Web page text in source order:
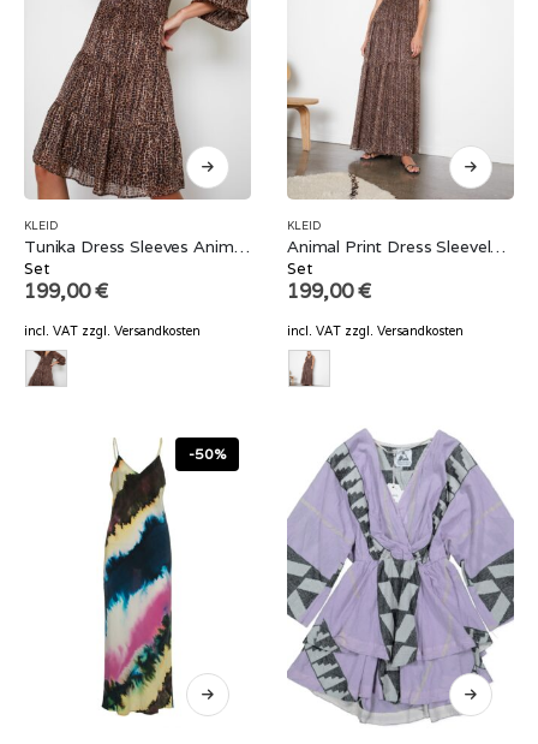
KLEID
Tunika Dress Sleeves Animal Print
Set
199,00€
incl. VAT zzgl. Versandkosten
KLEID
Animal Print Dress Sleeveless
Set
199,00€
incl. VAT zzgl. Versandkosten
-50%